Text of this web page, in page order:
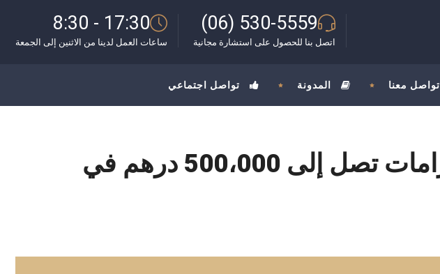
8:30 - 17:30
ساعات العمل لدينا من الاثنين إلى الجمعة
(06) 530-5559
اتصل بنا للحصول على استشارة مجانية
تواصل معنا المدونة تواصل اجتماعي
الإعلانات المضللة يمكن أن تؤدي إلى غرامات تصل إلى 500،000 درهم في